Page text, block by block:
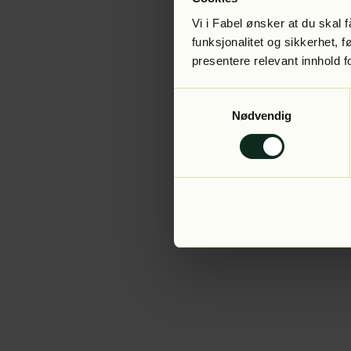
Vi i Fabel ønsker at du skal
funksjonalitet og sikkerhet,
presentere relevant innhold
Nødvendig
Application